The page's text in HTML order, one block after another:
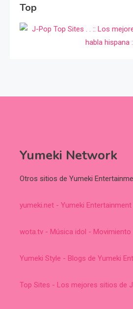
Top
Yumeki Network
Otros sitios de Yumeki
yumeki.net - Yumeki
wota.tv - Música idol - Movimiento
Yumeki Style - Blogs de Yumeki
Top Sites - Los mejores sitios de